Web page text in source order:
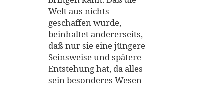
Welt aus nichts
geschaffen wurde,
beinhaltet andererseits,
daß nur sie eine jüngere
Seinsweise und spätere
Entstehung hat, da alles
sein besonderes Wesen